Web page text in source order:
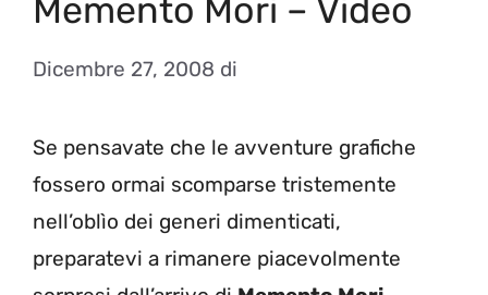
Memento Mori – Video
Dicembre 27, 2008 di
Se pensavate che le avventure grafiche
fossero ormai scomparse tristemente
nell’oblìo dei generi dimenticati,
preparatevi a rimanere piacevolmente